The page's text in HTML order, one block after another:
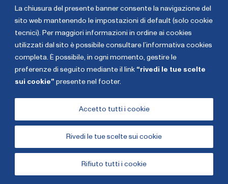
La chiusura del presente banner consente la navigazione del
sito web mantenendo le impostazioni di default (solo cookie
tecnici). Per maggiori informazioni in ordine ai cookies
utilizzati dal sito è possibile consultare l’informativa cookies
completa. È possibile, in ogni momento, gestire le
preferenze di seguito mediante il link “rivedi le tue scelte
sui cookie” presente nel footer.
Rivedi le tue scelte sui cookie
Rifiuto tutti i cookie
Accetto tutti i cookie
2026
Cookies Privacy Policy